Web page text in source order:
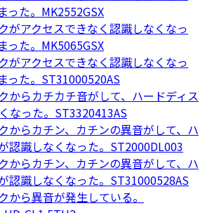
った。MK2552GSX
がアクセスできなく認識しなくなっ
った。MK5065GSX
がアクセスできなく認識しなくなっ
った。ST31000520AS
からカチカチ音がして、ハードディス
なった。ST3320413AS
からカチン、カチンの異音がして、ハ
認識しなくなった。ST2000DL003
からカチン、カチンの異音がして、ハ
認識しなくなった。ST31000528AS
から異音が発生している。